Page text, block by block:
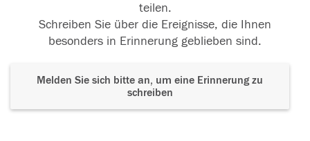
teilen.
Schreiben Sie über die Ereignisse, die Ihnen
besonders in Erinnerung geblieben sind.
Melden Sie sich bitte an, um eine Erinnerung zu
schreiben